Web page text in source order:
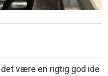
være en rigtig god ide